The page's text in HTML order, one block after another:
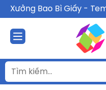
Chuyển
đến
nội
dung
Xưởng Bao Bì Giấy -